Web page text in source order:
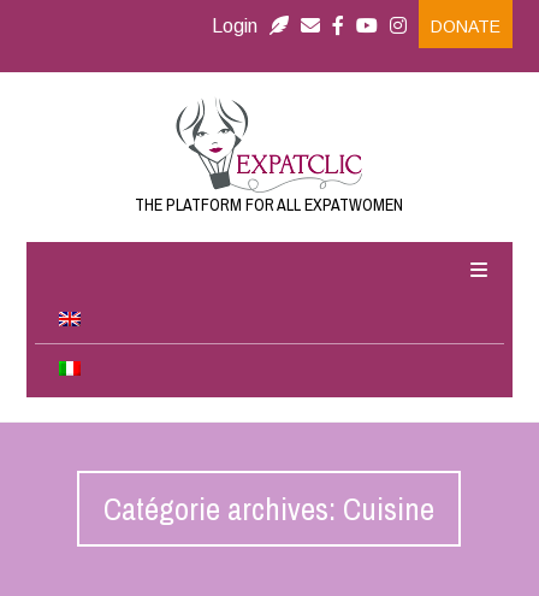
Login DONATE
THE PLATFORM FOR ALL EXPATWOMEN
Catégorie archives: Cuisine